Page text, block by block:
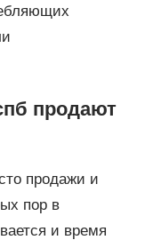
продают
продажи и
пор в
и время